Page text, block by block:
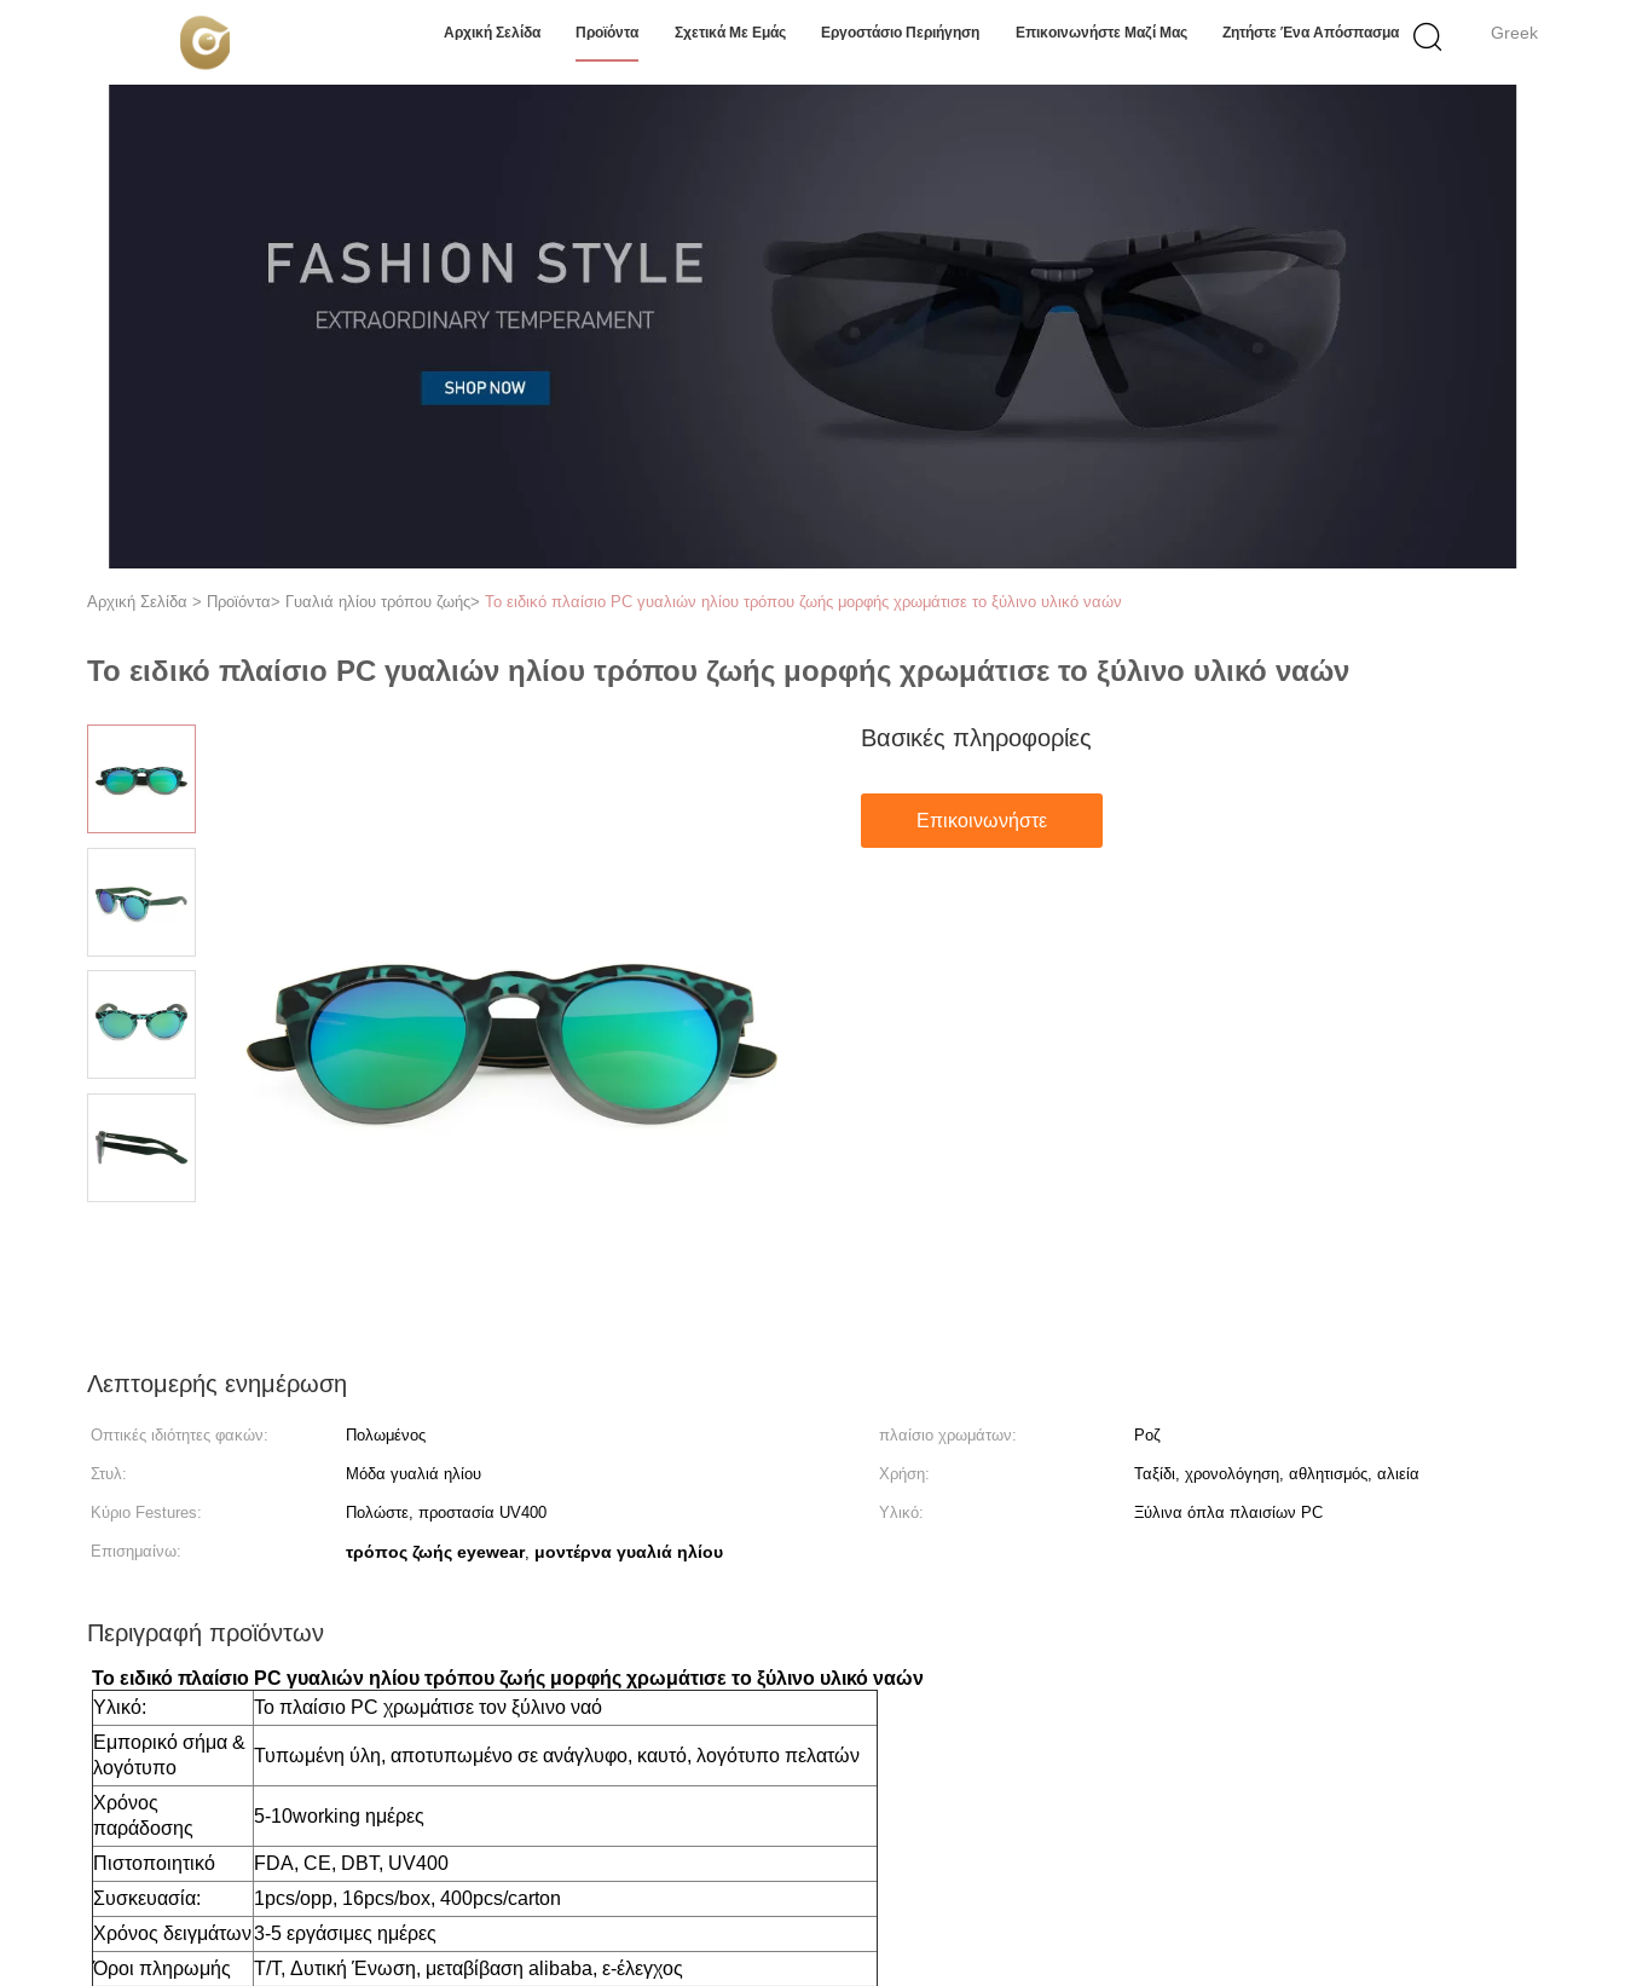
Greek
Αρχική Σελίδα Προϊόντα Σχετικά Με Εμάς Εργοστάσιο Περιήγηση Επικοινωνήστε Μαζί Μας Ζητήστε Ένα Απόσπασμα
Αρχική Σελίδα > Προϊόντα> Γυαλιά ηλίου τρόπου ζωής> Το ειδικό πλαίσιο PC γυαλιών ηλίου τρόπου ζωής μορφής χρωμάτισε το ξύλινο υλικό ναών
Το ειδικό πλαίσιο PC γυαλιών ηλίου τρόπου ζωής μορφής χρωμάτισε το ξύλινο υλικό ναών
Βασικές πληροφορίες
Επικοινωνήστε
Λεπτομερής ενημέρωση
Οπτικές ιδιότητες φακών: Πολωμένος πλαίσιο χρωμάτων: Ροζ
Στυλ: Μόδα γυαλιά ηλίου Χρήση: Ταξίδι, χρονολόγηση, αθλητισμός, αλιεία
Κύριο Festures: Πολώστε, προστασία UV400 Υλικό: Ξύλινα όπλα πλαισίων PC
Επισημαίνω: τρόπος ζωής eyewear, μοντέρνα γυαλιά ηλίου
Περιγραφή προϊόντων
Το ειδικό πλαίσιο PC γυαλιών ηλίου τρόπου ζωής μορφής χρωμάτισε το ξύλινο υλικό ναών
Υλικό:
Το πλαίσιο PC χρωμάτισε τον ξύλινο ναό
Εμπορικό σήμα &
λογότυπο
Τυπωμένη ύλη, αποτυπωμένο σε ανάγλυφο, καυτό, λογότυπο πελατών
Χρόνος
παράδοσης
5-10working ημέρες
Πιστοποιητικό
FDA, CE, DBT, UV400
Συσκευασία:
1pcs/opp, 16pcs/box, 400pcs/carton
Χρόνος δειγμάτων3-5 εργάσιμες ημέρες
Όροι πληρωμής
T/T, Δυτική Ένωση, μεταβίβαση alibaba, ε-έλεγχος